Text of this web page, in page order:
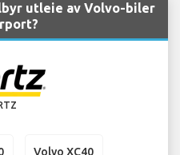
utleie av Volvo-biler
Volvo XC40